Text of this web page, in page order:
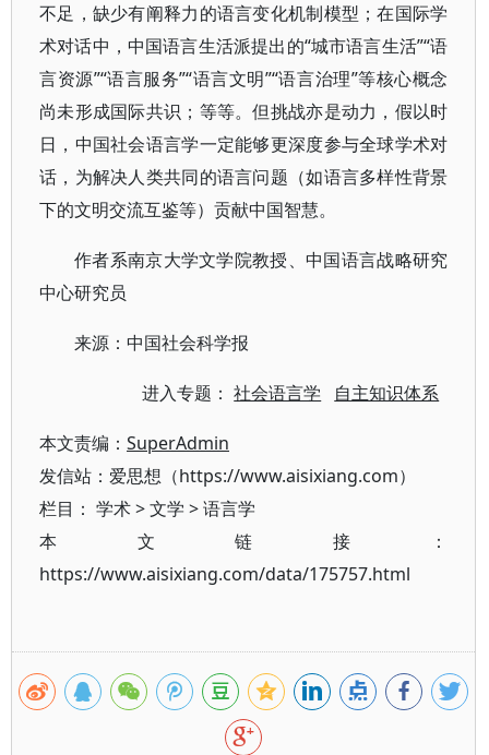
不足，缺少有阐释力的语言变化机制模型；在国际学
术对话中，中国语言生活派提出的“城市语言生活”“语
言资源”“语言服务”“语言文明”“语言治理”等核心概念
尚未形成国际共识；等等。但挑战亦是动力，假以时
日，中国社会语言学一定能够更深度参与全球学术对
话，为解决人类共同的语言问题（如语言多样性背景
下的文明交流互鉴等）贡献中国智慧。
作者系南京大学文学院教授、中国语言战略研究
中心研究员
来源：中国社会科学报
进入专题：社会语言学 自主知识体系
本文责编： SuperAdmin
发信站：爱思想（https://www.aisixiang.com）
栏目： 学术>文学 >语言学
本文链接：
https://www.aisixiang.com/data/175757.html